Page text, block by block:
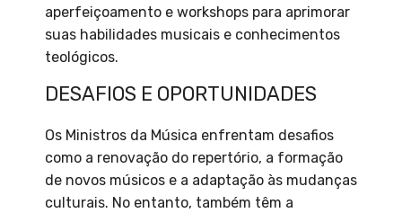
aperfeiçoamento e workshops para aprimorar
suas habilidades musicais e conhecimentos
teológicos.
DESAFIOS E OPORTUNIDADES
Os Ministros da Música enfrentam desafios
como a renovação do repertório, a formação
de novos músicos e a adaptação às mudanças
culturais. No entanto, também têm a